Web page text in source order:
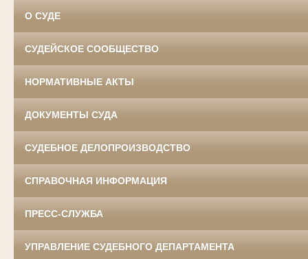
О СУДЕ
СУДЕЙСКОЕ СООБЩЕСТВО
НОРМАТИВНЫЕ АКТЫ
ДОКУМЕНТЫ СУДА
СУДЕБНОЕ ДЕЛОПРОИЗВОДСТВО
СПРАВОЧНАЯ ИНФОРМАЦИЯ
ПРЕСС-СЛУЖБА
УПРАВЛЕНИЕ СУДЕБНОГО ДЕПАРТАМЕНТА